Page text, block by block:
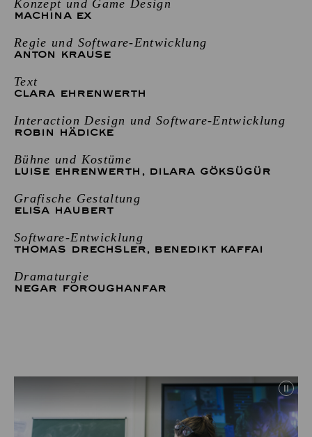
Konzept und Game Design
MACHINA EX
Regie und Software-Entwicklung
ANTON KRAUSE
Text
CLARA EHRENWERTH
Interaction Design und Software-Entwicklung
ROBIN HÄDICKE
Bühne und Kostüme
LUISE EHRENWERTH , DILARA GÖKSÜGÜR
Grafische Gestaltung
ELISA HAUBERT
Software-Entwicklung
THOMAS DRECHSLER, BENEDIKT KAFFAI
Dramaturgie
NEGAR FOROUGHANFAR